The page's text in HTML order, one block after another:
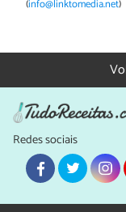
(info@linktomedia.net)
Redes sociais